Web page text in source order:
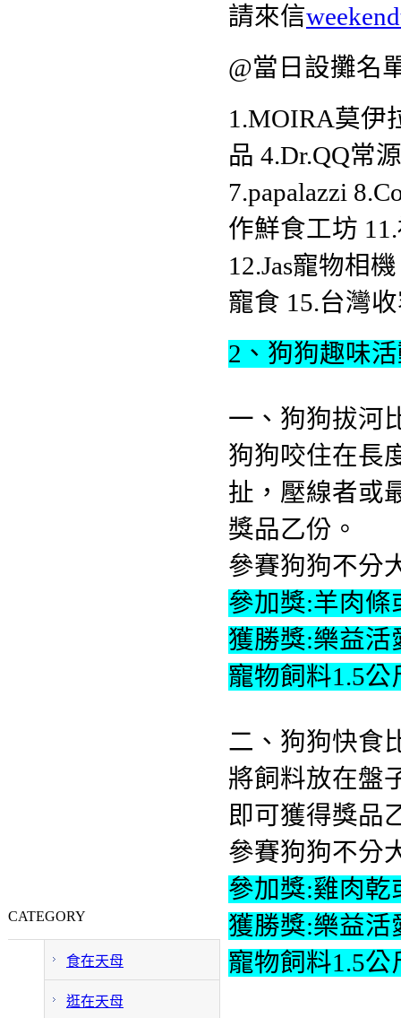
CATEGORY
食在天母
逛在天母
請來信
@當日設攤名
1.MOIRA莫伊
品 4.Dr.QQ常
7.papalazzi
作鮮食工坊
12.Jas寵物相
寵食 15.台灣
2、狗狗趣味
一、狗狗拔河
狗狗咬住在長
扯，壓線者或
獎品乙份。
參賽狗狗不分
參加獎:羊肉條
獲勝獎:樂益活
寵物飼料1.5
二、狗狗快食
將飼料放在盤
即可獲得獎品
參賽狗狗不分
參加獎:雞肉乾
獲勝獎:樂益活
寵物飼料1.5公